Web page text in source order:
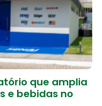
que amplia
e bebidas no